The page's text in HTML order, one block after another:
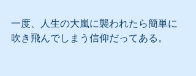
一度、人生の大嵐に襲われたら簡単に
吹き飛んでしまう信仰だってある。